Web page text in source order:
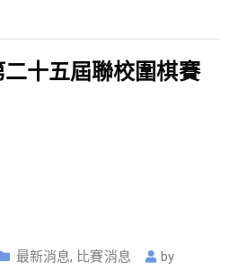
二十五屆聯校圍棋賽
最新消息, 比賽消息
by